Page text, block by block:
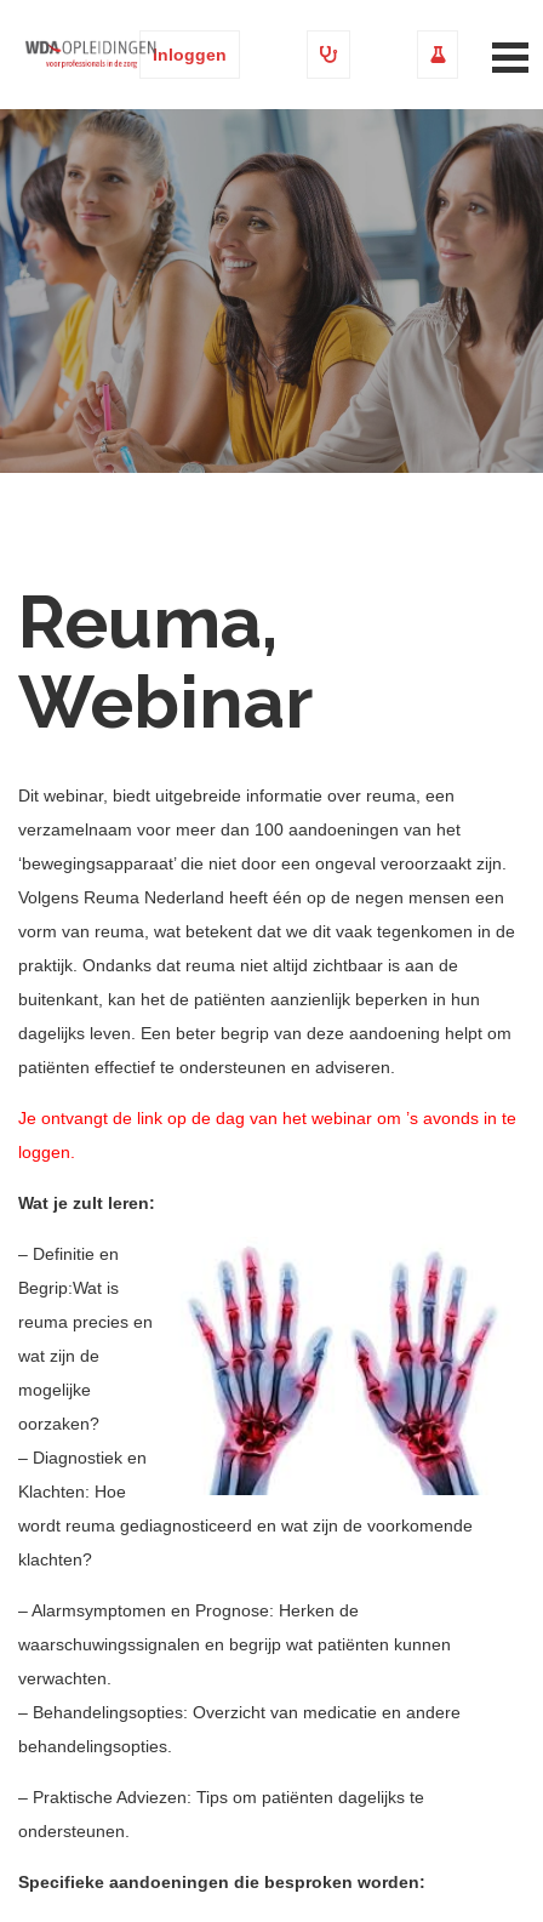
Inloggen
Reuma,
Webinar
Dit webinar, biedt uitgebreide informatie over reuma, een
verzamelnaam voor meer dan 100 aandoeningen van het
‘bewegingsapparaat’ die niet door een ongeval veroorzaakt zijn.
Volgens Reuma Nederland heeft één op de negen mensen een
vorm van reuma, wat betekent dat we dit vaak tegenkomen in de
praktijk. Ondanks dat reuma niet altijd zichtbaar is aan de
buitenkant, kan het de patiënten aanzienlijk beperken in hun
dagelijks leven. Een beter begrip van deze aandoening helpt om
patiënten effectief te ondersteunen en adviseren.
Je ontvangt de link op de dag van het webinar om ’s avonds in te
loggen.
Wat je zult leren:
– Definitie en
Begrip:Wat is
reuma precies en
wat zijn de
mogelijke
oorzaken?
– Diagnostiek en
Klachten: Hoe
wordt reuma gediagnosticeerd en wat zijn de voorkomende
klachten?
– Alarmsymptomen en Prognose: Herken de
waarschuwingssignalen en begrijp wat patiënten kunnen
verwachten.
– Behandelingsopties: Overzicht van medicatie en andere
behandelingsopties.
– Praktische Adviezen: Tips om patiënten dagelijks te
ondersteunen.
Specifieke aandoeningen die besproken worden: